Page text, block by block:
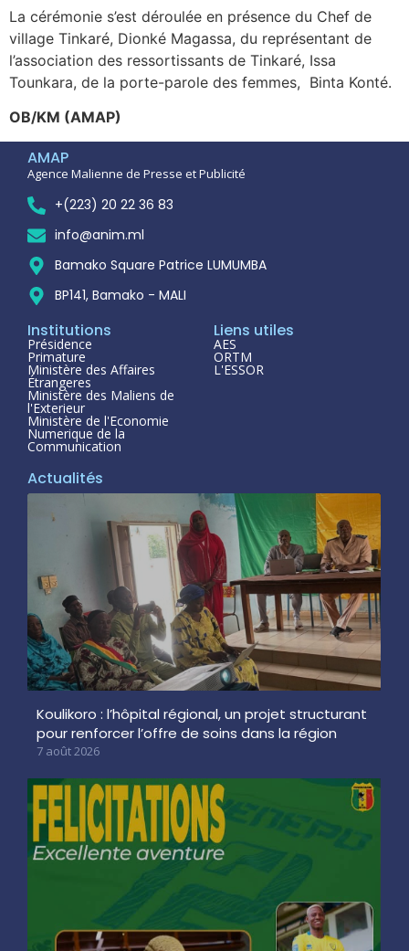
La cérémonie s’est déroulée en présence du Chef de
village Tinkaré, Dionké Magassa, du représentant de
l’association des ressortissants de Tinkaré, Issa
Tounkara, de la porte-parole des femmes, Binta Konté.
OB/KM (AMAP)
AMAP
Agence Malienne de Presse et Publicité
+(223) 20 22 36 83
info@anim.ml
Bamako Square Patrice LUMUMBA
BP141, Bamako - MALI
Institutions
Présidence
Primature
Ministère des Affaires
Étrangeres
Ministère des Maliens de
l'Exterieur
Ministère de l'Economie
Numerique de la
Communication
Liens utiles
AES
ORTM
L'ESSOR
Actualités
Koulikoro : l’hôpital régional, un projet structurant
pour renforcer l’offre de soins dans la région
7 août 2026